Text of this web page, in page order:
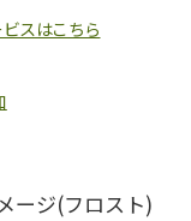
スはこちら
ージ(フロスト)